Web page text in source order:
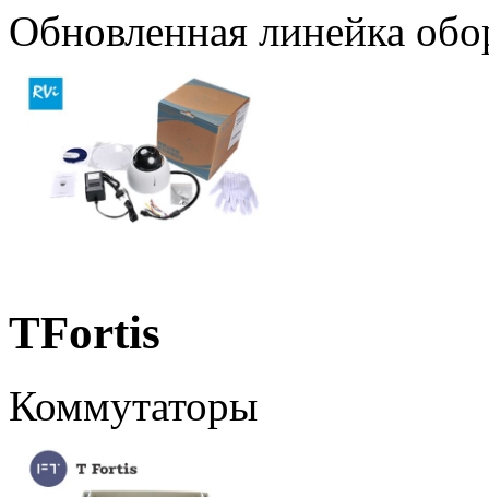
Обновленная линейка
TFortis
Коммутаторы